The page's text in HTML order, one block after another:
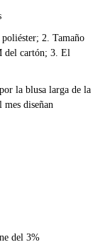
2. Tamaño
del cartón; 3. El
la blusa larga de la
mes diseñan
del 3%